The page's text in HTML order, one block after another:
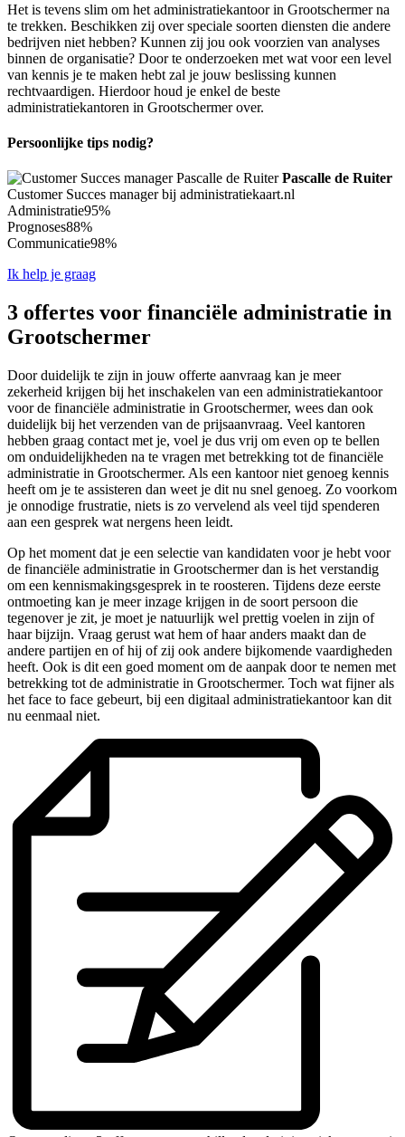
Het is tevens slim om het administratiekantoor in Grootschermer na
te trekken. Beschikken zij over speciale soorten diensten die andere
bedrijven niet hebben? Kunnen zij jou ook voorzien van analyses
binnen de organisatie? Door te onderzoeken met wat voor een level
van kennis je te maken hebt zal je jouw beslissing kunnen
rechtvaardigen. Hierdoor houd je enkel de beste
administratiekantoren in Grootschermer over.
Persoonlijke tips nodig?
Pascalle de Ruiter
Customer Succes manager bij administratiekaart.nl
Administratie95%
Prognoses88%
Communicatie98%
Ik help je graag
3 offertes voor financiële administratie in
Grootschermer
Door duidelijk te zijn in jouw offerte aanvraag kan je meer
zekerheid krijgen bij het inschakelen van een administratiekantoor
voor de financiële administratie in Grootschermer, wees dan ook
duidelijk bij het verzenden van de prijsaanvraag. Veel kantoren
hebben graag contact met je, voel je dus vrij om even op te bellen
om onduidelijkheden na te vragen met betrekking tot de financiële
administratie in Grootschermer. Als een kantoor niet genoeg kennis
heeft om je te assisteren dan weet je dit nu snel genoeg. Zo voorkom
je onnodige frustratie, niets is zo vervelend als veel tijd spenderen
aan een gesprek wat nergens heen leidt.
Op het moment dat je een selectie van kandidaten voor je hebt voor
de financiële administratie in Grootschermer dan is het verstandig
om een kennismakingsgesprek in te roosteren. Tijdens deze eerste
ontmoeting kan je meer inzage krijgen in de soort persoon die
tegenover je zit, je moet je natuurlijk wel prettig voelen in zijn of
haar bijzijn. Vraag gerust wat hem of haar anders maakt dan de
andere partijen en of hij of zij ook andere bijkomende vaardigheden
heeft. Ook is dit een goed moment om de aanpak door te nemen met
betrekking tot de administratie in Grootschermer. Toch wat fijner als
het face to face gebeurt, bij een digitaal administratiekantoor kan dit
nu eenmaal niet.